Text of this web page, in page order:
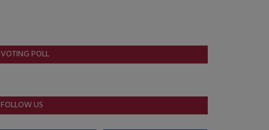
VOTING POLL
FOLLOW US